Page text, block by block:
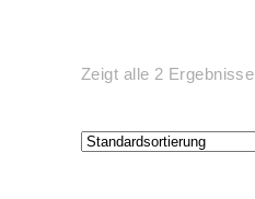
Zeigt alle 2 Ergebnisse